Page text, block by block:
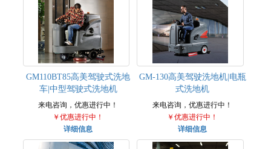
GM110BT85高美驾驶式洗地
车|中型驾驶式洗地机
来电咨询，优惠进行中！
￥优惠进行中！
详细信息
GM-130高美驾驶洗地机|电瓶
式洗地机
来电咨询，优惠进行中！
￥优惠进行中！
详细信息